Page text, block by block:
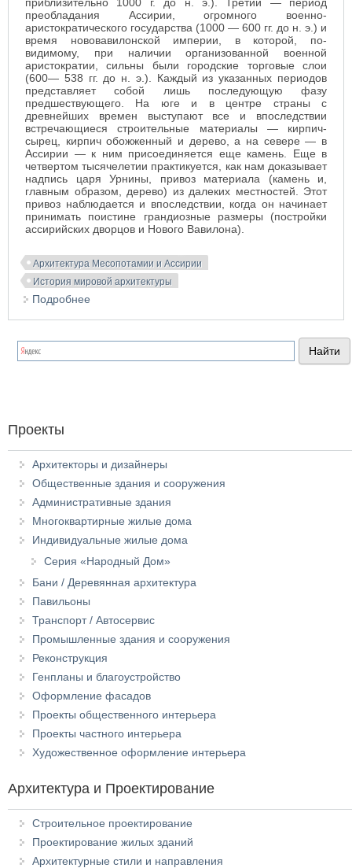
преобладания Ассирии, огромного военно-
аристократического государства (1000 — 600 гг. до н. э.) и
время нововавилонской империи, в которой, по-
видимому, при наличии организованной военной
аристократии, сильны были городские торговые слои
(600— 538 гг. до н. э.). Каждый из указанных периодов
представляет собой лишь последующую фазу
предшествующего. На юге и в центре страны с
древнейших времен выступают все и впоследствии
встречающиеся строительные материалы — кирпич-
сырец, кирпич обожженный и дерево, а на севере — в
Ассирии — к ним присоединяется еще камень. Еще в
четвертом тысячелетии практикуется, как нам доказывает
надпись царя Урнины, привоз материала (камень и,
главным образом, дерево) из далеких местностей. Этот
привоз наблюдается и впоследствии, когда он начинает
принимать поистине грандиозные размеры (постройки
ассирийских дворцов и Нового Вавилона).
Архитектура Месопотамии и Ассирии
История мировой архитектуры
Подробнее
Проекты
Архитекторы и дизайнеры
Общественные здания и сооружения
Административные здания
Многоквартирные жилые дома
Индивидуальные жилые дома
Серия «Народный Дом»
Бани / Деревянная архитектура
Павильоны
Транспорт / Автосервис
Промышленные здания и сооружения
Реконструкция
Генпланы и благоустройство
Оформление фасадов
Проекты общественного интерьера
Проекты частного интерьера
Художественное оформление интерьера
Архитектура и Проектирование
Строительное проектирование
Проектирование жилых зданий
Архитектурные стили и направления